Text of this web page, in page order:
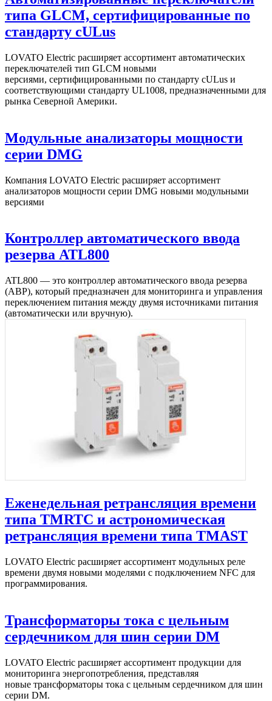
типа GLCM, сертифицированные по
стандарту cULus
LOVATO Electric расширяет ассортимент автоматических
переключателей тип GLCM новыми
версиями, сертифицированными по стандарту cULus и
соответствующими стандарту UL1008, предназначенными для
рынка Северной Америки.
Модульные анализаторы мощности
серии DMG
Компания LOVATO Electric расширяет ассортимент
анализаторов мощности серии DMG новыми модульными
версиями
Контроллер автоматического ввода
резерва ATL800
ATL800 — это контроллер автоматического ввода резерва
(АВР), который предназначен для мониторинга и управления
переключением питания между двумя источниками питания
(автоматически или вручную).
Еженедельная ретрансляция времени
типа TMRTC и астрономическая
ретрансляция времени типа TMAST
LOVATO Electric расширяет ассортимент модульных реле
времени двумя новыми моделями с подключением NFC для
программирования.
Трансформаторы тока с цельным
сердечником для шин серии DM
LOVATO Electric расширяет ассортимент продукции для
мониторинга энергопотребления, представляя
новые трансформаторы тока с цельным сердечником для шин
серии DM.